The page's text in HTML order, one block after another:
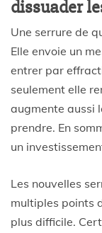
dissuader
Une serrure de
Elle envoie un
entrer par
seulement elle
augmente aussi
prendre. En
un
Les nouvelles
multiples points
plus difficile.